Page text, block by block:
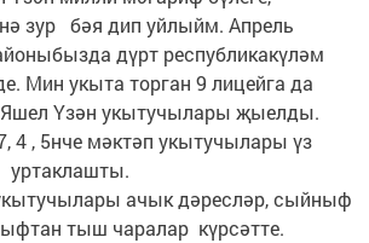
зур бәя дип уйлыйм. Апрель
дүрт республикакүләм
Мин укыта торган 9 лицейга да
Үзән укытучылары җыелды.
4 , 5нче мәктәп укытучылары үз
уртаклашты.
ачык дәресләр, сыйныф
тыш чаралар күрсәтте.